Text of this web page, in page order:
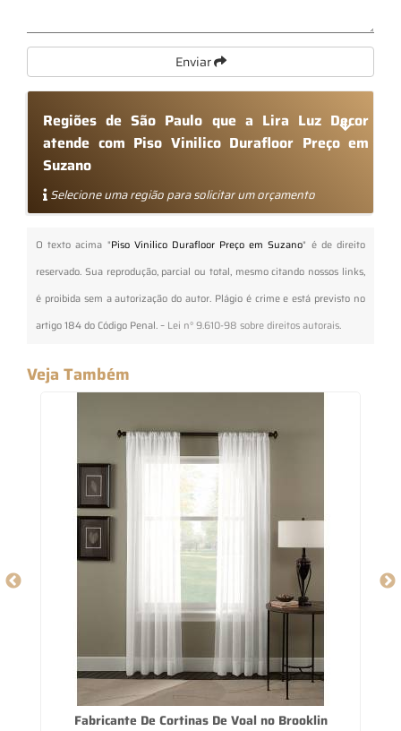
Enviar
Regiões de São Paulo que a Lira Luz Decor
atende com Piso Vinilico Durafloor Preço em
Suzano
Selecione uma região para solicitar um orçamento
O texto acima "Piso Vinilico Durafloor Preço em Suzano" é de direito
reservado. Sua reprodução, parcial ou total, mesmo citando nossos links,
é proibida sem a autorização do autor. Plágio é crime e está previsto no
artigo 184 do Código Penal. – Lei n° 9.610-98 sobre direitos autorais.
Veja Também
Fabricante De Cortinas De Voal no Brooklin